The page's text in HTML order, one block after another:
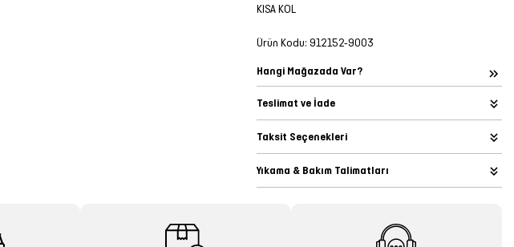
KISA KOL
Ürün Kodu: 912152-9003
Hangi Mağazada Var?
Teslimat ve İade
Taksit Seçenekleri
Yıkama & Bakım Talimatları